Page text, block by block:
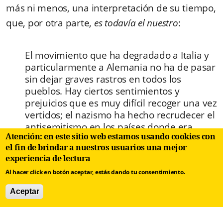
más ni menos, una interpretación de su tiempo,
que, por otra parte, es todavía el nuestro:
El movimiento que ha degradado a Italia y
particularmente a Alemania no ha de pasar
sin dejar graves rastros en todos los
pueblos. Hay ciertos sentimientos y
prejuicios que es muy difícil recoger una vez
vertidos; el nazismo ha hecho recrudecer el
antisemitismo en los países donde era
activo y lo ha hecho surgir en otros donde
era casi inexistente; ha divulgado sofismas
sobre la inferioridad de ciertas razas; ha
provocado una nueva ola de nacionalismo
agresivo en todo el mundo; ha destruido la
fe en el respeto mutuo, en la dignidad
Atención: en este sitio web estamos usando cookies con
el fin de brindar a nuestros usuarios una mejor
experiencia de lectura
Al hacer click en botón aceptar, estás dando tu consentimiento.
Aceptar